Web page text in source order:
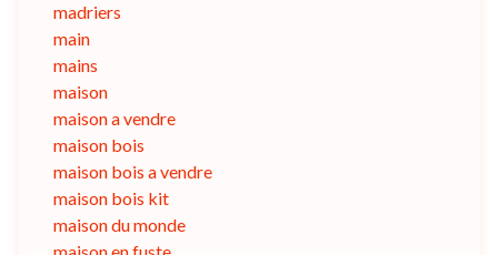
madriers
main
mains
maison
maison a vendre
maison bois
maison bois a vendre
maison bois kit
maison du monde